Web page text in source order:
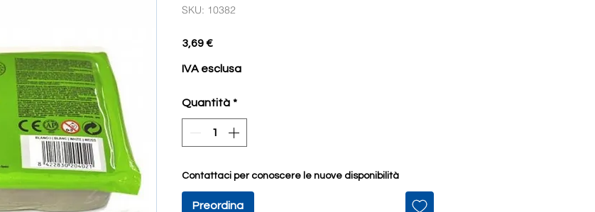
SKU: 10382
3,69 €Prezzo
IVA esclusa
Quantità *
Contattaci per conoscere le nuove disponibilità
Preordina